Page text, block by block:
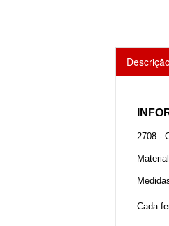
Descrição
2708 -
Cada